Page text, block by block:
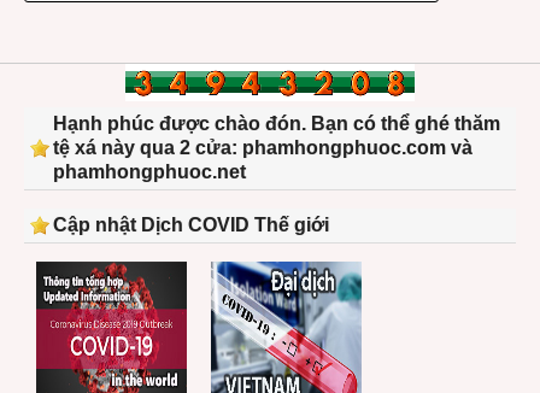
Hạnh phúc được chào đón. Bạn có thể ghé thăm
tệ xá này qua 2 cửa: phamhongphuoc.com và
phamhongphuoc.net
Cập nhật Dịch COVID Thế giới